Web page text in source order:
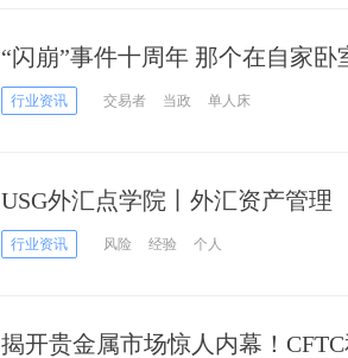
“闪崩”事件十周年 那个在自家
何撼动全球股市的？
行业资讯 交易者 当政 单人床
USG外汇点学院丨外汇资产管理
行业资讯 风险 经验 个人
揭开贵金属市场惊人内幕！